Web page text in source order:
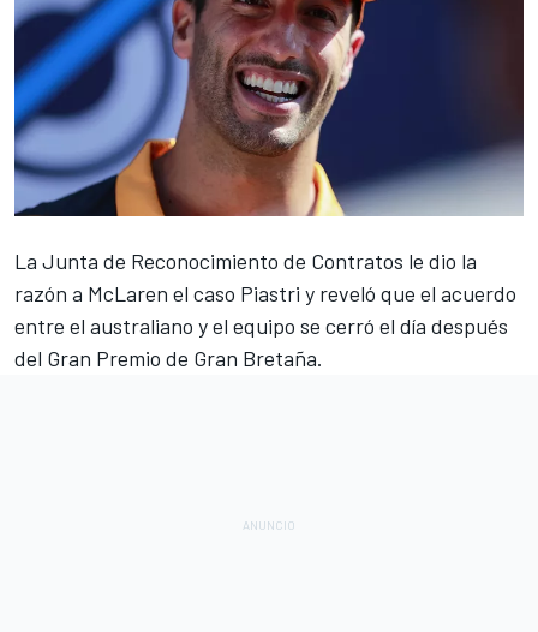
La Junta de Reconocimiento de Contratos le dio la
razón a McLaren el caso Piastri y reveló que el acuerdo
entre el australiano y el equipo se cerró el día después
del Gran Premio de Gran Bretaña.